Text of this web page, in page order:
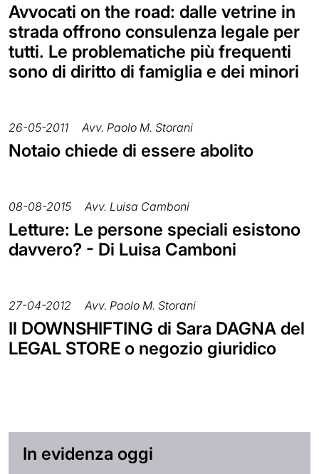
Avvocati on the road: dalle vetrine in
strada offrono consulenza legale per
tutti. Le problematiche più frequenti
sono di diritto di famiglia e dei minori
26-05-2011 Avv. Paolo M. Storani
Notaio chiede di essere abolito
08-08-2015 Avv. Luisa Camboni
Letture: Le persone speciali esistono
davvero? - Di Luisa Camboni
27-04-2012 Avv. Paolo M. Storani
Il DOWNSHIFTING di Sara DAGNA del
LEGAL STORE o negozio giuridico
In evidenza oggi